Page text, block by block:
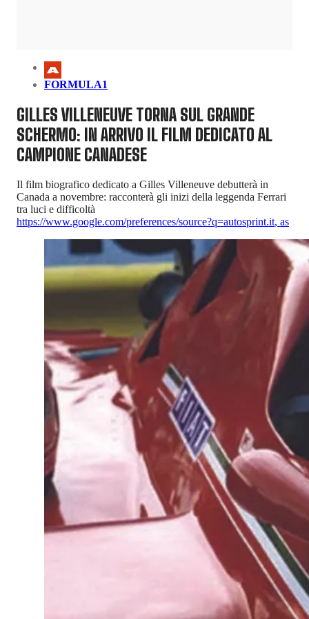
FORMULA1
GILLES VILLENEUVE TORNA SUL GRANDE
SCHERMO: IN ARRIVO IL FILM DEDICATO AL
CAMPIONE CANADESE
Il film biografico dedicato a Gilles Villeneuve debutterà in
Canada a novembre: racconterà gli inizi della leggenda Ferrari
tra luci e difficoltà
https://www.google.com/preferences/source?q=autosprint.it, as